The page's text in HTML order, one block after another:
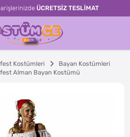
ÜCRETSİZ TESLİMAT
Kostümleri
Bayan Kostümleri
Alman Bayan Kostümü